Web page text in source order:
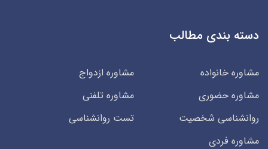
دسته بندی مطالب
مشاوره خانواده
مشاوره ازدواج
مشاوره حضوری
مشاوره تلفنی
روانشناسی شخصیت
تست روانشناسی
مشاوره فردی